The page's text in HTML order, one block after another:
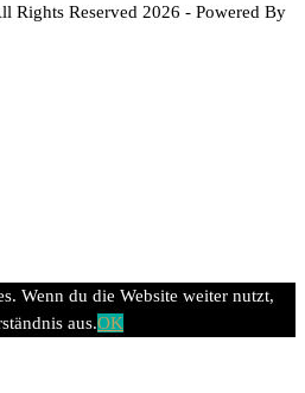
Rights Reserved 2026 - Powered By
Wenn du die Website weiter nutzt,
aus.OK